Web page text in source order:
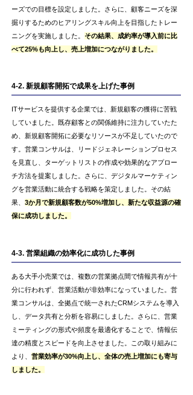
ーズでの目標を設定しました。さらに、顧客ニーズを深
掘りするためのヒアリングスキル向上を目指したトレー
ニングを実施しました。 その結果、成約率が導入前に比
べて25%も向上し、売上増加につながりました。
4-2. 新規顧客開拓で成果を上げた事例
ITサービスを提供する企業では、新規顧客の獲得に苦戦
していました。既存顧客との関係維持に注力していたた
め、新規顧客開拓に必要なリソースが不足していたので
す。営業コンサルは、リードジェネレーションプロセス
を見直し、ターゲットリストの作成や効果的なアプロー
チ方法を提案しました。さらに、デジタルマーケティン
グを営業活動に統合する戦略を策定しました。その結
果、 3か月で新規顧客数が50%増加し、新たな収益源の確
保に成功しました。
4-3. 営業組織の効率化に成功した事例
ある大手小売業では、複数の営業拠点間で情報共有が十
分に行われず、営業活動が非効率になっていました。営
業コンサルは、全拠点で統一されたCRMシステムを導入
し、データ共有と分析を容易にしました。さらに、営業
ミーティングの形式や頻度を最適化することで、情報伝
達の精度とスピードを向上させました。この取り組みに
より、 営業効率が30%向上し、全体の売上増加にも寄与
しました。